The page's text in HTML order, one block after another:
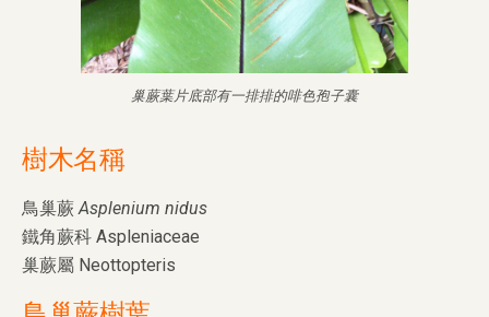
巢蕨葉片底部有一排排的啡色孢子囊
樹木名稱
鳥巢蕨 Asplenium nidus
鐵角蕨科 Aspleniaceae
巢蕨屬 Neottopteris